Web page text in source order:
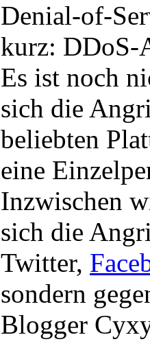
Denial-of-
kurz: DDoS-
Es ist noch
sich die
beliebten
eine
Inzwischen
sich die
Twitter,
sondern
Blogger